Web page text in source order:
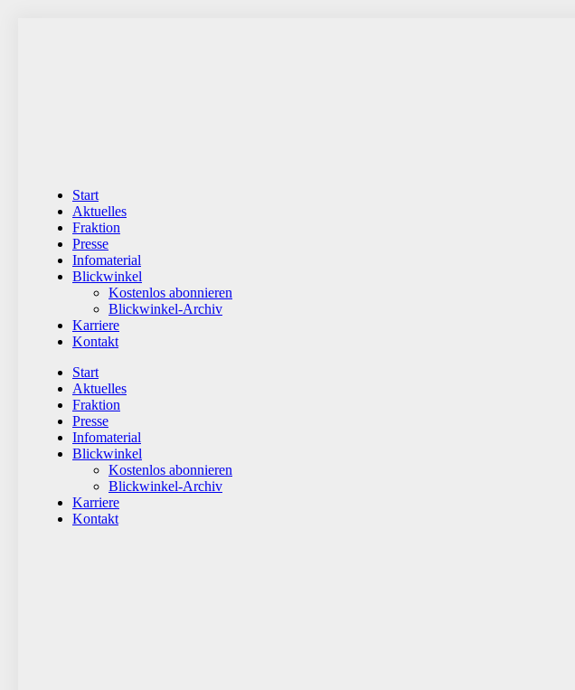
Start
Aktuelles
Fraktion
Presse
Infomaterial
Blickwinkel
Kostenlos abonnieren
Blickwinkel-Archiv
Karriere
Kontakt
Start
Aktuelles
Fraktion
Presse
Infomaterial
Blickwinkel
Kostenlos abonnieren
Blickwinkel-Archiv
Karriere
Kontakt